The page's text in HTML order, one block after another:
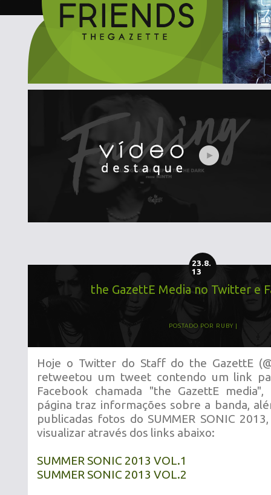
23.8.
13
the GazettE Media no Twitter e
POSTADO POR RUBY
Hoje o Twitter do Staff do the GazettE
retweetou um tweet contendo um link
Facebook chamada "the GazettE
página traz informações sobre a banda,
publicadas fotos do SUMMER SONIC
visualizar através dos links abaixo:
SUMMER SONIC 2013 VOL.1
SUMMER SONIC 2013 VOL.2